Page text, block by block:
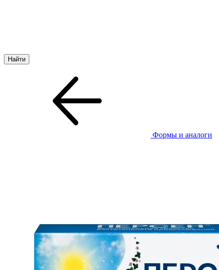
Формы и аналоги